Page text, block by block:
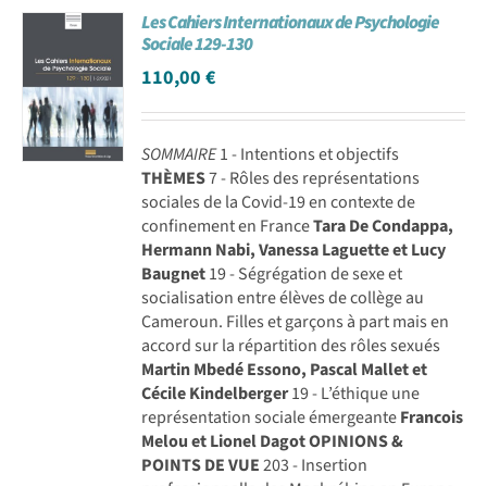
Achat en ligne
Panier WooCommerce
Les Cahiers Internationaux de Psychologie
Sociale 129-130
110,00€
SOMMAIRE1 - Intentions et objectifs
THÈMES7 - Rôles des représentations
sociales de la Covid-19 en contexte de
confinement en FranceTara De Condappa,
Hermann Nabi, Vanessa Laguette et Lucy
Baugnet19 - Ségrégation de sexe et
socialisation entre élèves de collège au
Cameroun. Filles et garçons à part mais en
accord sur la répartition des rôles sexués
Martin Mbedé Essono, Pascal Mallet et
Cécile Kindelberger19 - L’éthique une
représentation sociale émergeanteFrancois
Melou et Lionel DagotOPINIONS &
POINTS DE VUE203 - Insertion